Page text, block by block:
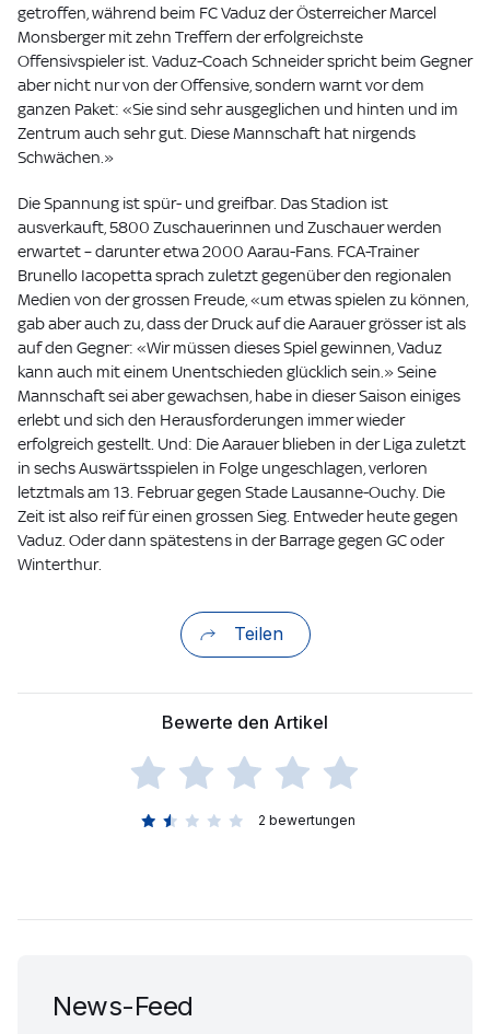
getroffen, während beim FC Vaduz der Österreicher Marcel
Monsberger mit zehn Treffern der erfolgreichste
Offensivspieler ist. Vaduz-Coach Schneider spricht beim Gegner
aber nicht nur von der Offensive, sondern warnt vor dem
ganzen Paket: «Sie sind sehr ausgeglichen und hinten und im
Zentrum auch sehr gut. Diese Mannschaft hat nirgends
Schwächen.»
Die Spannung ist spür- und greifbar. Das Stadion ist
ausverkauft, 5800 Zuschauerinnen und Zuschauer werden
erwartet – darunter etwa 2000 Aarau-Fans. FCA-Trainer
Brunello Iacopetta sprach zuletzt gegenüber den regionalen
Medien von der grossen Freude, «um etwas spielen zu können,
gab aber auch zu, dass der Druck auf die Aarauer grösser ist als
auf den Gegner: «Wir müssen dieses Spiel gewinnen, Vaduz
kann auch mit einem Unentschieden glücklich sein.» Seine
Mannschaft sei aber gewachsen, habe in dieser Saison einiges
erlebt und sich den Herausforderungen immer wieder
erfolgreich gestellt. Und: Die Aarauer blieben in der Liga zuletzt
in sechs Auswärtsspielen in Folge ungeschlagen, verloren
letztmals am 13. Februar gegen Stade Lausanne-Ouchy. Die
Zeit ist also reif für einen grossen Sieg. Entweder heute gegen
Vaduz. Oder dann spätestens in der Barrage gegen GC oder
Winterthur.
Teilen
Bewerte den Artikel
2 bewertungen
News-Feed